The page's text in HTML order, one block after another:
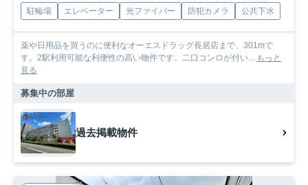
駐輪場 エレベーター 光ファイバー 防犯カメラ 公共下水
薬や日用品を買うのに便利なオーエスドラッグ長居店まで、301mで
す。2駅利用可能な利便性の高い物件です。二口コンロが付い... もっと
見る
募集中の部屋
過去掲載物件